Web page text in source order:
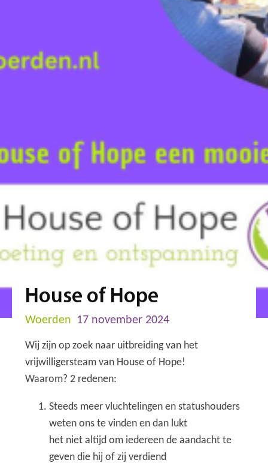
House of Hope
Woerden 17 november 2024
Wij zijn op zoek naar uitbreiding van het
vrijwilligersteam van House of Hope!
Waarom? 2 redenen:
Steeds meer vluchtelingen en statushouders
weten ons te vinden en dan lukt
het niet altijd om iedereen de aandacht te
geven die hij of zij verdiend